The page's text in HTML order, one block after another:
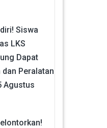
Siswa
LKS
Dapat
Peralatan
Agustus